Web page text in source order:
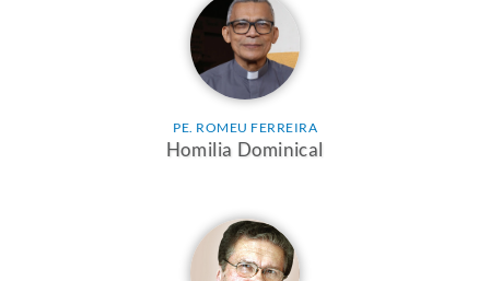
PE. ROMEU FERREIRA
Homilia Dominical